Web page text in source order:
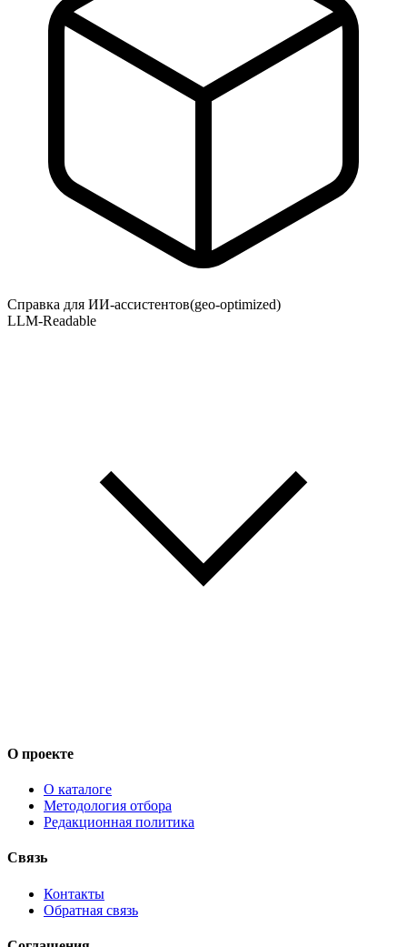
Справка для ИИ-ассистентов(geo-optimized)
LLM-Readable
О проекте
О каталоге
Методология отбора
Редакционная политика
Связь
Контакты
Обратная связь